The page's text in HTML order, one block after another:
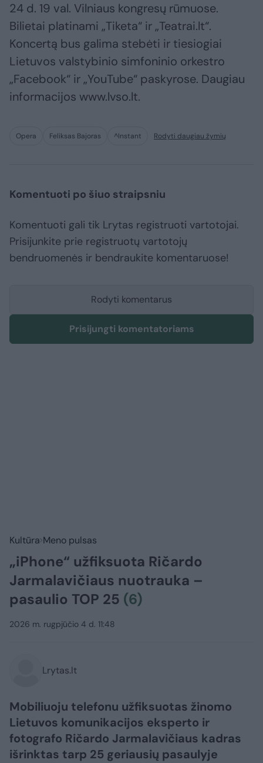
24 d. 19 val. Vilniaus kongresų rūmuose.
Bilietai platinami „Tiketa“ ir „Teatrai.lt“.
Koncertą bus galima stebėti ir tiesiogiai
Lietuvos valstybinio simfoninio orkestro
„Facebook“ ir „YouTube“ paskyrose. Daugiau
informacijos www.lvso.lt.
Opera Feliksas Bajoras ^Instant Rodyti daugiau žymių
Komentuoti po šiuo straipsniu
Komentuoti gali tik Lrytas registruoti vartotojai.
Prisijunkite prie registruotų vartotojų
bendruomenės ir bendraukite komentaruose!
Rodyti komentarus
Prisijungti komentatoriams
Kultūra Meno pulsas
„iPhone“ užfiksuota Ričardo
Jarmalavičiaus nuotrauka –
pasaulio TOP 25 (6)
2026 m. rugpjūčio 4 d. 11:48
Lrytas.lt
Mobiliuoju telefonu užfiksuotas žinomo
Lietuvos komunikacijos eksperto ir
fotografo Ričardo Jarmalavičiaus kadras
išrinktas tarp 25 geriausių pasaulyje